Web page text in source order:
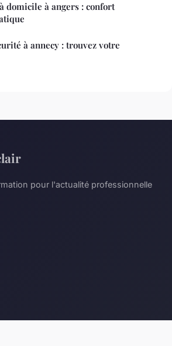
domicile à angers : confort
à annecy : trouvez votre
pour l'actualité professionnelle